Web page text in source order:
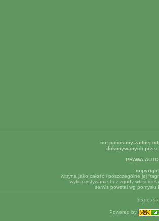
nie ponosimy żadnej
dokonywanych
PRAWA
witryna jako całość i poszczególne jej
wykorzystywanie bez zgody
serwis powstał wg
Powered by